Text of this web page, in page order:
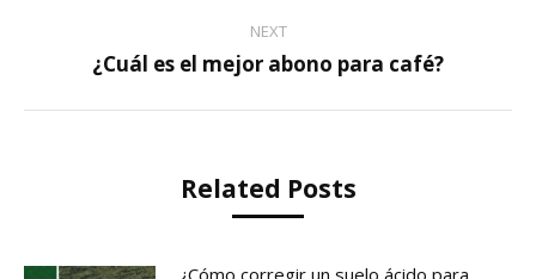
NEXT
¿Cuál es el mejor abono para café?
Related Posts
¿Cómo corregir un suelo ácido para